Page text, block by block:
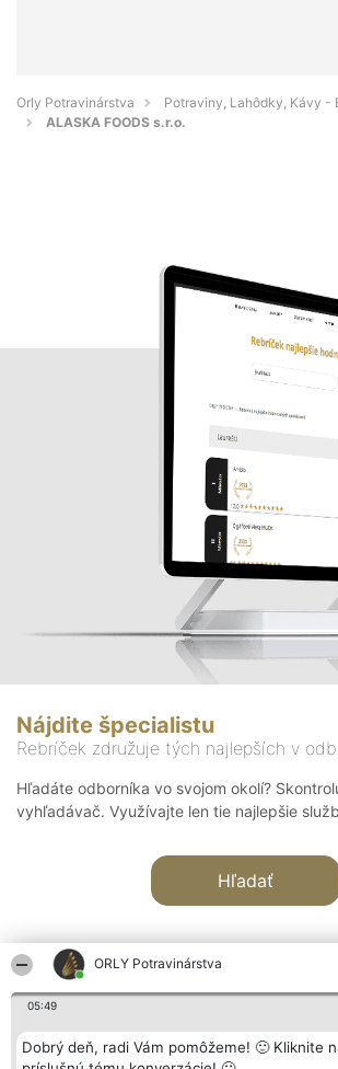
ORLY Potravinárstva
05:49
Dobrý deň, radi Vám pomôžeme! 🙂 Kliknite
Orly Potravinárstva
Potraviny, Lahôdky, Kávy -
ALASKA FOODS s.r.o.
Nájdite špecialistu
Rebríček združuje tých najlepších v
Hľadáte odborníka vo svojom okolí?
vyhľadávač. Využívajte len tie najlepšie
Hľadať
Organizátor hodnotenia
Bright Side Solutions sp. z o.
Hodnotenie
Laureáti